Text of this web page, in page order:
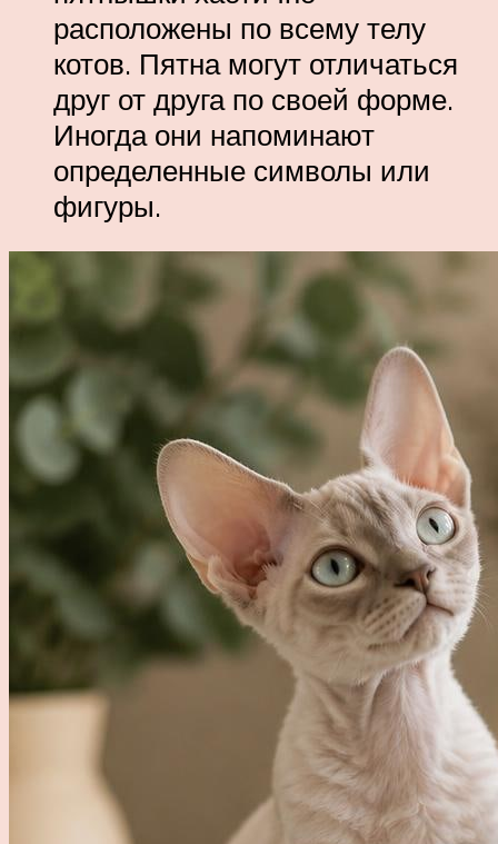
расположены по всему телу
котов. Пятна могут отличаться
друг от друга по своей форме.
Иногда они напоминают
определенные символы или
фигуры.